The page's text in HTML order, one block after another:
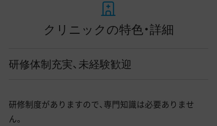
クリニックの特色・詳細
研修体制充実、未経験歓迎
研修制度がありますので、専門知識は必要ありませ
ん。